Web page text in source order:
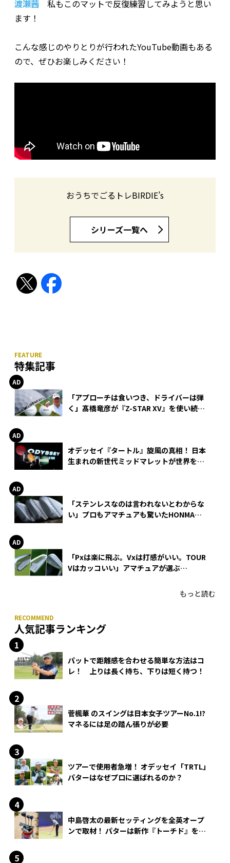
渡瀬茜 私もこのマットで反復練習してみようと思い
ます！
こんな感じのやりとりが行われたYouTube動画もある
ので、ぜひお楽しみください！
おうちでごるトレBIRDIE’s
シリーズ一覧へ
特集記事
「アプローチは食いつき、ドライバーは弾
く」髙橋竜彦が『Z-STAR XV』を使い続け
オデッセイ『タートル』旋風の真相！ 日本
生まれの新世代ミッドマレットが世界を席
「ステンレスなのは言われないとわからな
い」プロもアマチュアも驚いたHONMA
「Pxは楽に飛ぶ。Vxは打感がいい。TOUR
Vはカッコいい」アマチュアが選ぶ
もっと読む
人気記事ランキング
パットで距離感を合わせる簡単な方法はコ
レ！ 上りは長く持ち、下りは短く持つ！
菅楓華 のスイングは日本女子ツアーNo.1!?
マネるには足の踏ん張りが必要
ツアーで使用者急増！ オデッセイ「TRTL」
パターはなぜプロに選ばれるのか？
中島啓太の最新セッティングを全英オープ
ンで取材！ パターは新作『トーチド』を投